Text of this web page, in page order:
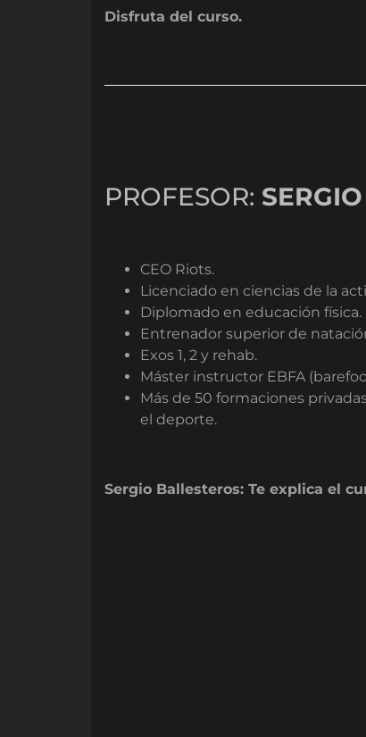
Disfruta del curso.
PROFESOR:
CEO Riots.
Licenciado en ciencias de la
Diplomado en educación física.
Entrenador superior de
Exos 1, 2 y rehab.
Máster instructor EBFA
Más de 50 formaciones
el deporte.
Sergio Ballesteros: Te explica el